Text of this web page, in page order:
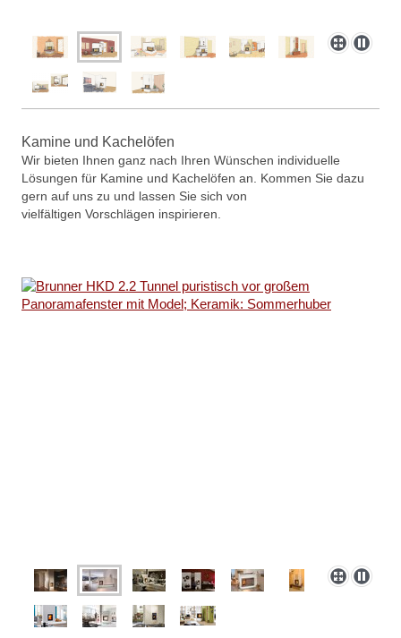
Kamine und Kachelöfen
Wir bieten Ihnen ganz nach Ihren Wünschen individuelle
Lösungen für Kamine und Kachelöfen an. Kommen Sie dazu
gern auf uns zu und lassen Sie sich von
vielfältigen Vorschlägen inspirieren.